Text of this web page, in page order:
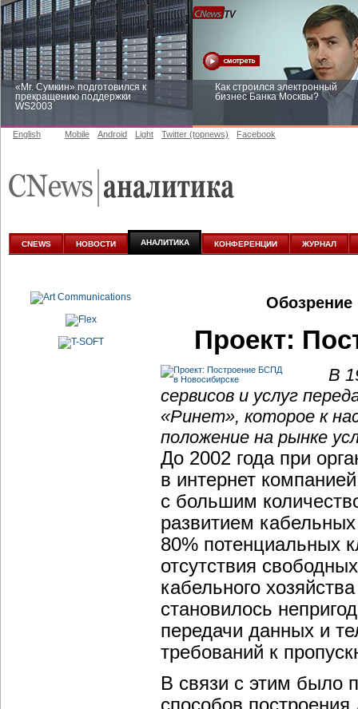
«Mr. Сумкин» подготовился к
прекращению поддержки
WS2003
Как строился электронный
бизнес Банка Москвы?
аналитике
English Mobile Android Light Twitter (topnews) Facebook
CNEWS НОВОСТИ АНАЛИТИКА КОНФЕРЕНЦИИ ЖУРНАЛ
Обозрение
Проект:
В
сервисов и услуг
«Ринет», которое к
положение на рынке
До 2002 года при
в интернет
с большим
развитием
80% потенциальных
отсутствия
кабельного
становилось
передачи данных и
требований к
В связи с этим было